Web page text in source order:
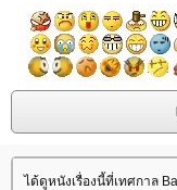
ได้ดูหนังเรื่องนี้ที่เทศกาล